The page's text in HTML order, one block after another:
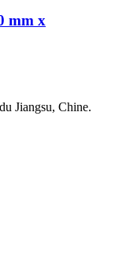
mm x
Jiangsu, Chine.